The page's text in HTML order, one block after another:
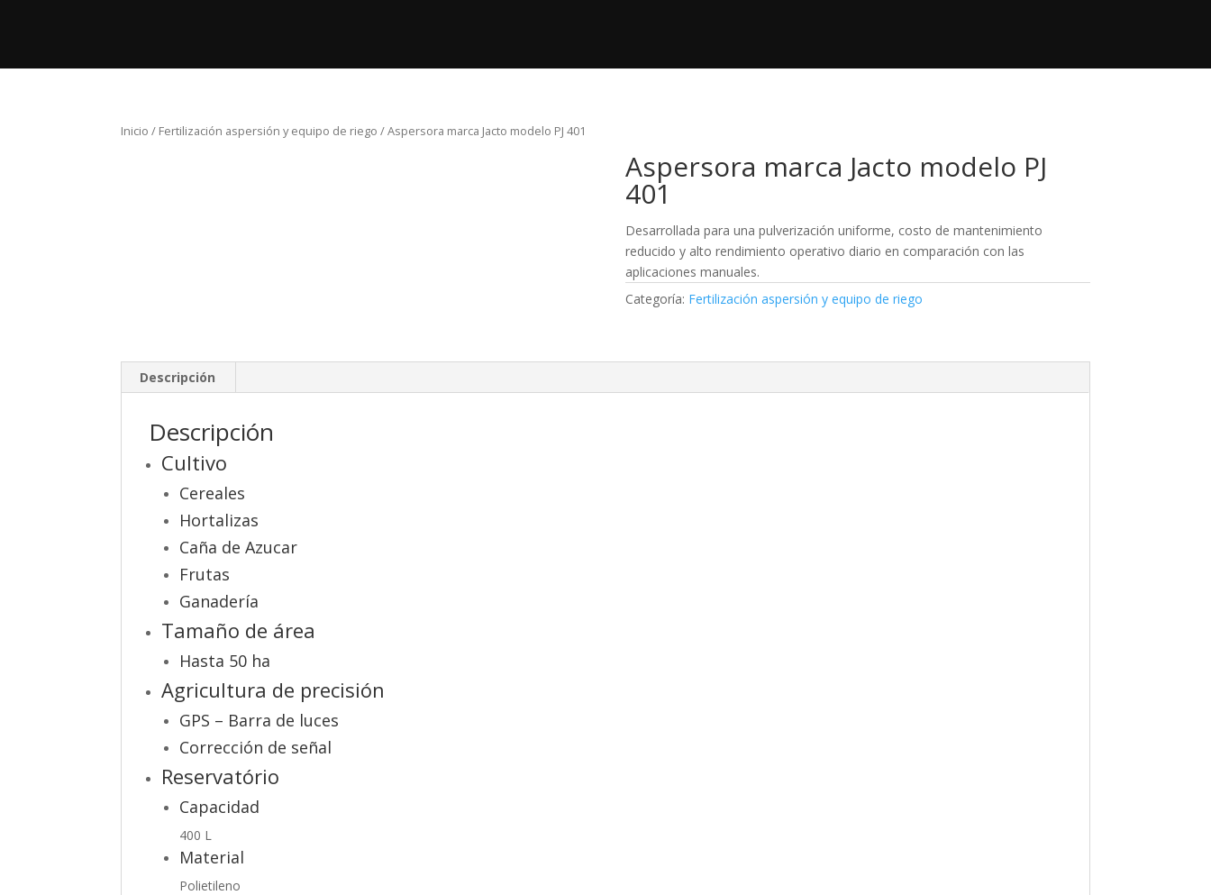
Inicio / Fertilización aspersión y equipo de riego / Aspersora marca Jacto modelo PJ 401
Aspersora marca Jacto modelo PJ
401
Desarrollada para una pulverización uniforme, costo de mantenimiento
reducido y alto rendimiento operativo diario en comparación con las
aplicaciones manuales.
Categoría: Fertilización aspersión y equipo de riego
Descripción
Descripción
Cultivo
Cereales
Hortalizas
Caña de Azucar
Frutas
Ganadería
Tamaño de área
Hasta 50 ha
Agricultura de precisión
GPS – Barra de luces
Corrección de señal
Reservatório
Capacidad
400 L
Material
Polietileno